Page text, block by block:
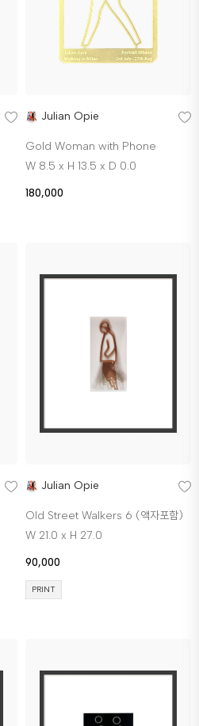
Julian Opie
Gold Woman with Phone
W 8.5 x H 13.5 x D 0.0
180,000
Julian Opie
Old Street Walkers 6 (액자포함)
W 21.0 x H 27.0
90,000
PRINT